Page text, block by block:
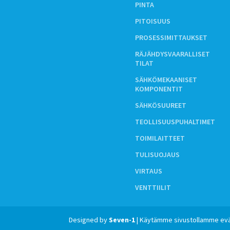
PINTA
PITOISUUS
PROSESSIMITTAUKSET
RÄJÄHDYSVAARALLISET
TILAT
SÄHKÖMEKAANISET
KOMPONENTIT
SÄHKÖSUUREET
TEOLLISUUSPUHALTIMET
TOIMILAITTEET
TULISUOJAUS
VIRTAUS
VENTTIILIT
Designed bySeven-1| Käytämme sivustollamme